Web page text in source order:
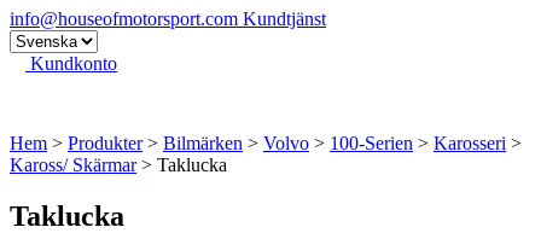
info@houseofmotorsport.com Kundtjänst
Kundkonto
Hem > Produkter> Bilmärken > Volvo > 100-Serien > Karosseri >
Kaross/ Skärmar> Taklucka
Taklucka